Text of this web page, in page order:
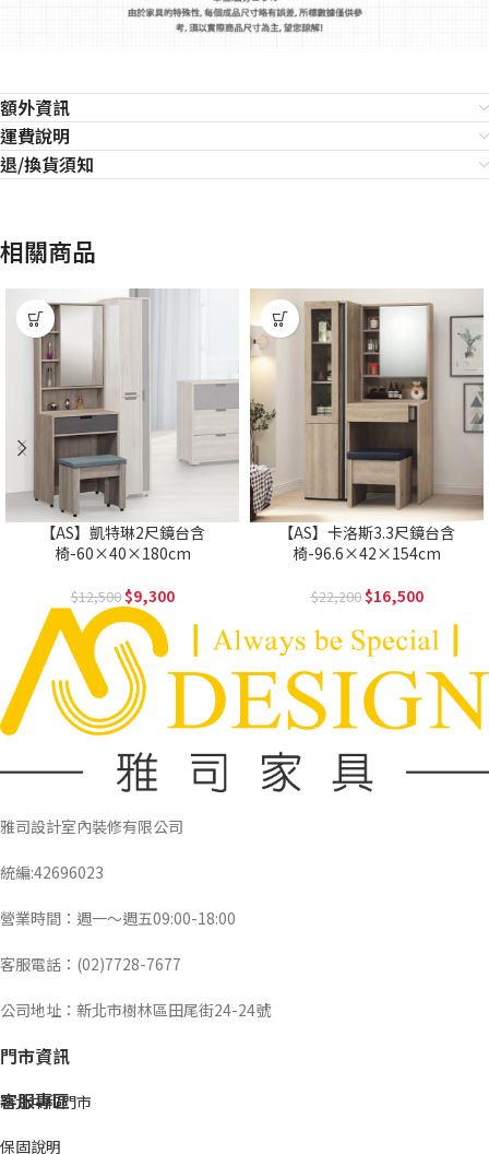
額外資訊
運費說明
退/換貨須知
相關商品
【AS】凱特琳2尺鏡台含
椅-60×40×180cm
12,500 9,300
【AS】卡洛斯3.3尺鏡台含
椅-96.6×42×154cm
22,200 16,500
雅司設計室內裝修有限公司
統編:42696023
營業時間：週一～週五09:00-18:00
客服電話：(02)7728-7677
公司地址：新北市樹林區田尾街24-24號
門市資訊
新北中和門市
客服專區
保固說明